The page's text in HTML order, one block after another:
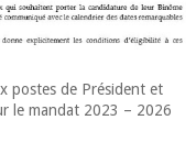
postes de Président et
le mandat 2023 – 2026